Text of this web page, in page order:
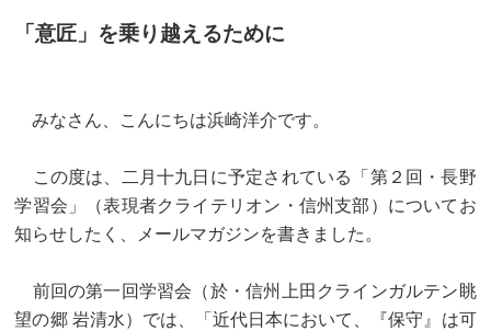
「意匠」を乗り越えるために
みなさん、こんにちは浜崎洋介です。
この度は、二月十九日に予定されている「第２回・長野
学習会」（表現者クライテリオン・信州支部）についてお
知らせしたく、メールマガジンを書きました。
前回の第一回学習会（於・信州上田クラインガルテン眺
望の郷 岩清水）では、「近代日本において、『保守』は可